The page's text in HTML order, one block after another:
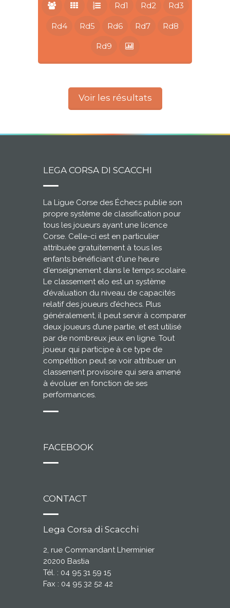
Rd1 Rd2 Rd3
Rd4 Rd5 Rd6 Rd7 Rd8
Rd9
Voir les résultats
LEGA CORSA DI SCACCHI
La Ligue Corse des Échecs publie son
propre système de classification pour
tous les joueurs ayant une licence
Corse. Celle-ci est en particulier
attribuée gratuitement à tous les
enfants bénéficiant d'une heure
d'enseignement dans le temps scolaire.
Le classement elo est un système
d’évaluation du niveau de capacités
relatif des joueurs d’échecs. Plus
généralement, il peut servir à comparer
deux joueurs d’une partie, et est utilisé
par de nombreux jeux en ligne. Tout
joueur qui participe à ce type de
compétition peut se voir attribuer un
classement provisoire qui sera amené
à évoluer en fonction de ses
performances.
FACEBOOK
CONTACT
Lega Corsa di Scacchi
2, rue Commandant Lherminier
20200 Bastia
Tél. : 04 95 31 59 15
Fax : 04 95 32 52 42